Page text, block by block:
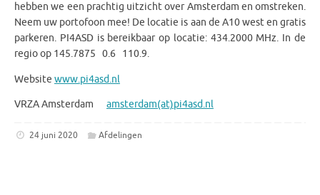
hebben we een prachtig uitzicht over Amsterdam en omstreken.
Neem uw portofoon mee! De locatie is aan de A10 west en gratis
parkeren. PI4ASD is bereikbaar op locatie: 434.2000 MHz. In de
regio op 145.7875 0.6 110.9.
Website www.pi4asd.nl
VRZA Amsterdam amsterdam(at)pi4asd.nl
24 juni 2020 Afdelingen